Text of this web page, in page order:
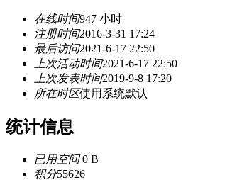
在线时间947 小时
注册时间2016-3-31 17:24
最后访问2021-6-17 22:50
上次活动时间2021-6-17 22:50
上次发表时间2019-9-8 17:20
所在时区使用系统默认
统计信息
已用空间0 B
积分55626